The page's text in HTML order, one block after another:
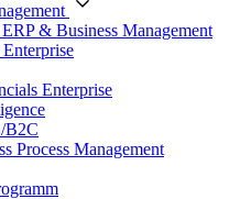
& Business Management
Enterprise
B2C
Process Management